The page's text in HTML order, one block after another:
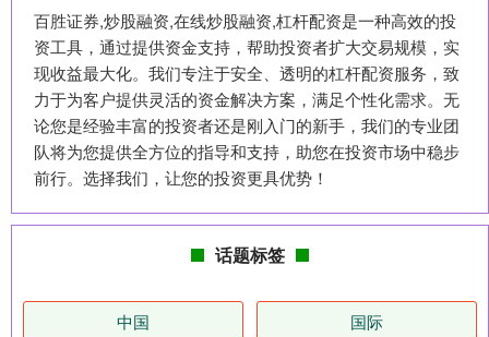
百胜证券,炒股融资,在线炒股融资,杠杆配资是一种高效的投
资工具，通过提供资金支持，帮助投资者扩大交易规模，实
现收益最大化。我们专注于安全、透明的杠杆配资服务，致
力于为客户提供灵活的资金解决方案，满足个性化需求。无
论您是经验丰富的投资者还是刚入门的新手，我们的专业团
队将为您提供全方位的指导和支持，助您在投资市场中稳步
前行。选择我们，让您的投资更具优势！
话题标签
中国 国际